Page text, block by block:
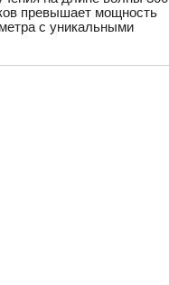
превышает мощность
с уникальными